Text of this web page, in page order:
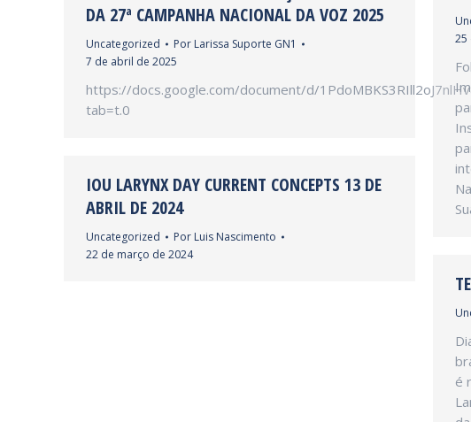
DA 27ª CAMPANHA NACIONAL DA VOZ 2025
Uncategorized Por Larissa Suporte GN1
7 de abril de 2025
https://docs.google.com/document/d/
tab=t.0
25
IOU LARYNX DAY CURRENT CONCEPTS 13 DE
ABRIL DE 2024
Uncategorized Por Luis Nascimento
22 de março de 2024
é